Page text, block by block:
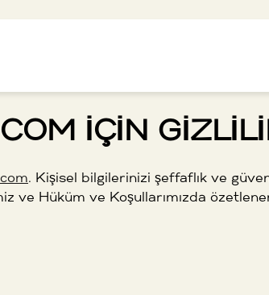
IÇIN
. Kişisel bilgilerinizi şeffaflık ve
Hüküm ve Koşullarımızda